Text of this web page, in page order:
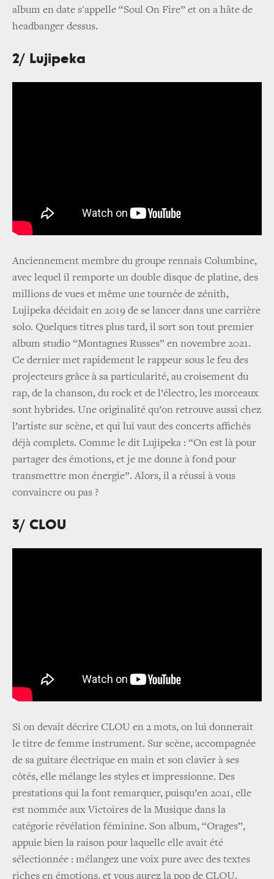
album en date s'appelle “Soul On Fire” et on a hâte de
headbanger dessus.
2/ Lujipeka
Anciennement membre du groupe rennais Columbine,
avec lequel il remporte un double disque de platine, des
millions de vues et même une tournée de zénith,
Lujipeka décidait en 2019 de se lancer dans une carrière
solo. Quelques titres plus tard, il sort son tout premier
album studio “Montagnes Russes” en novembre 2021.
Ce dernier met rapidement le rappeur sous le feu des
projecteurs grâce à sa particularité, au croisement du
rap, de la chanson, du rock et de l’électro, les morceaux
sont hybrides. Une originalité qu’on retrouve aussi chez
l’artiste sur scène, et qui lui vaut des concerts affichés
déjà complets. Comme le dit Lujipeka : “On est là pour
partager des émotions, et je me donne à fond pour
transmettre mon énergie”. Alors, il a réussi à vous
convaincre ou pas ?
3/ CLOU
Si on devait décrire CLOU en 2 mots, on lui donnerait
le titre de femme instrument. Sur scène, accompagnée
de sa guitare électrique en main et son clavier à ses
côtés, elle mélange les styles et impressionne. Des
prestations qui la font remarquer, puisqu’en 2021, elle
est nommée aux Victoires de la Musique dans la
catégorie révélation féminine. Son album, “Orages”,
appuie bien la raison pour laquelle elle avait été
sélectionnée : mélangez une voix pure avec des textes
riches en émotions, et vous aurez la pop de CLOU.